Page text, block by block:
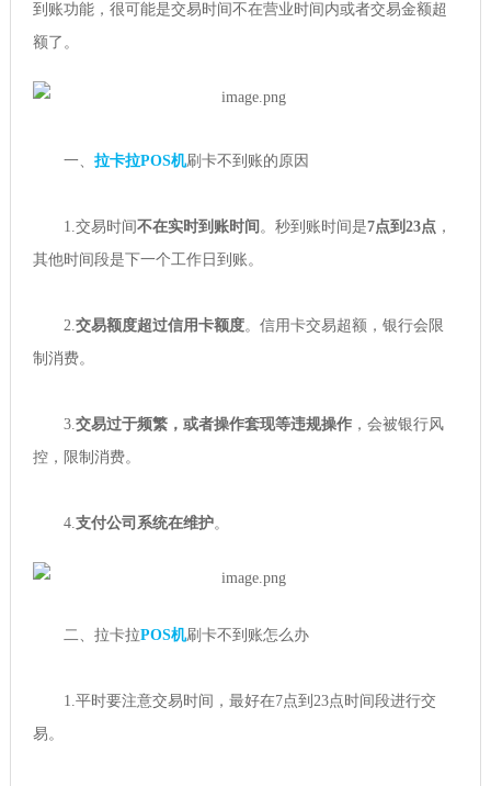
到账功能，很可能是交易时间不在营业时间内或者交易金额超
额了。
一、 拉卡拉POS机刷卡不到账的原因
1.交易时间不在实时到账时间 。秒到账时间是7点到23点，
其他时间段是下一个工作日到账。
2.交易额度超过信用卡额度。信用卡交易超额，银行会限
制消费。
3.交易过于频繁，或者操作套现等违规操作，会被银行风
控，限制消费。
4.支付公司系统在维护。
二、拉卡拉POS机刷卡不到账怎么办
1.平时要注意交易时间，最好在7点到23点时间段进行交
易。